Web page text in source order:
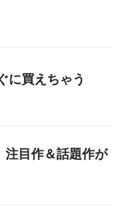
に買えちゃう
目作＆話題作が